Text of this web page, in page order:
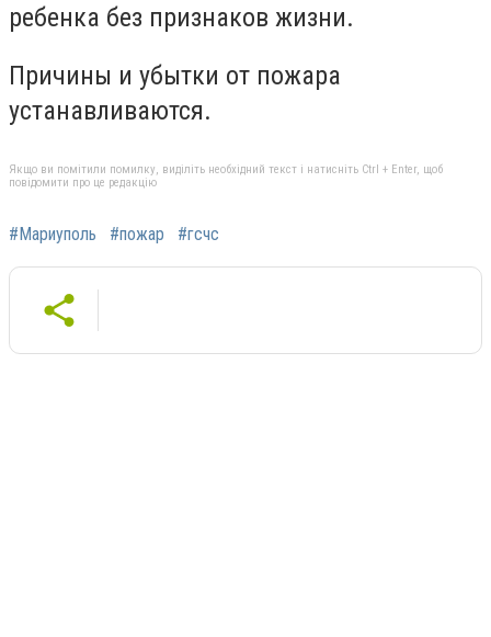
ребенка без признаков жизни.
Причины и убытки от пожара
устанавливаются.
Якщо ви помітили помилку, виділіть необхідний текст і натисніть Ctrl + Enter, щоб
повідомити про це редакцію
#Мариуполь #пожар #гсчс